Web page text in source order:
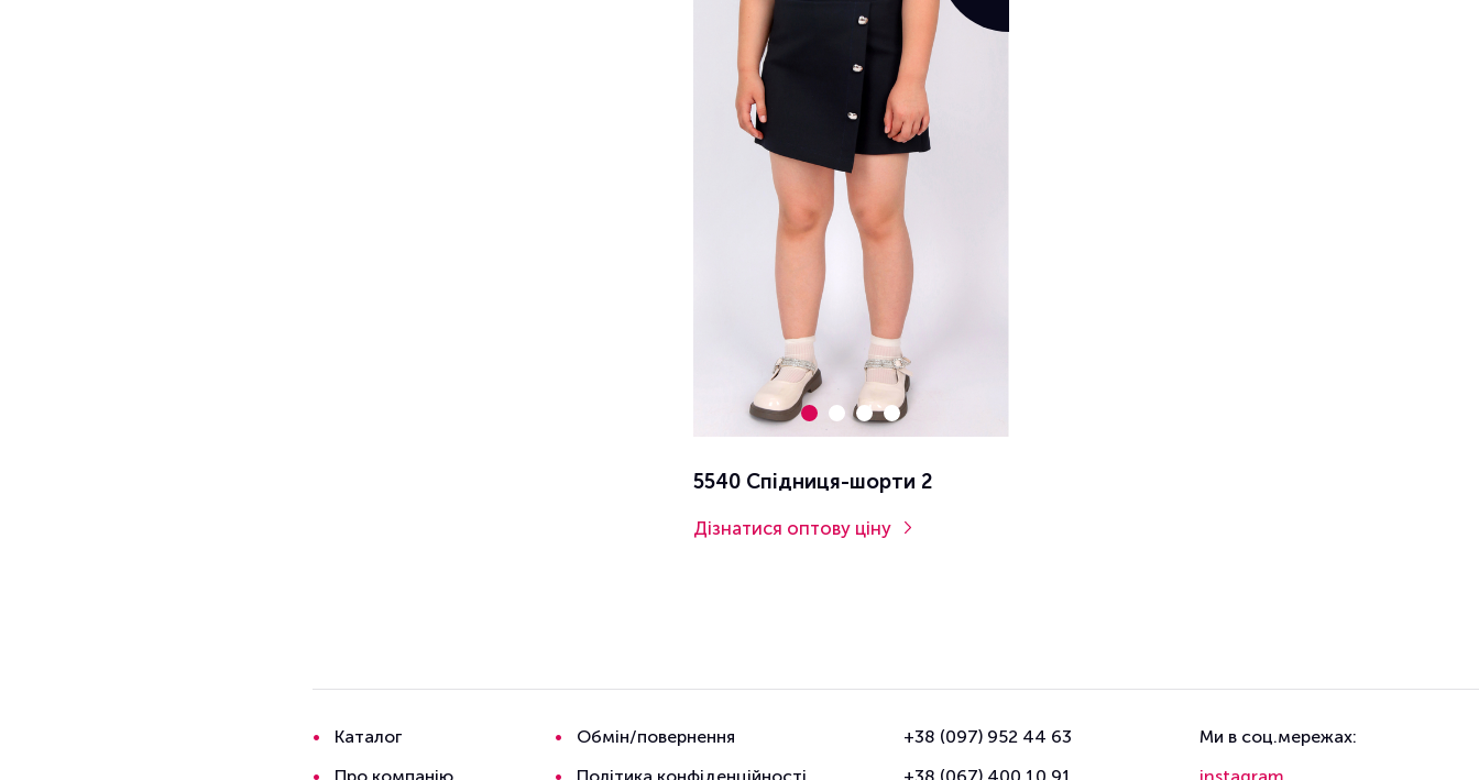
5540 Спідниця-шорти 2
Дізнатися оптову ціну
Каталог
Обмін/повернення
+38 (097) 952 44 63
Ми в соц.мережах: